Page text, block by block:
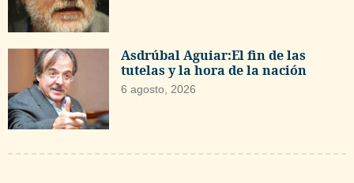
Asdrúbal Aguiar:El fin de las
tutelas y la hora de la nación
6 agosto, 2026